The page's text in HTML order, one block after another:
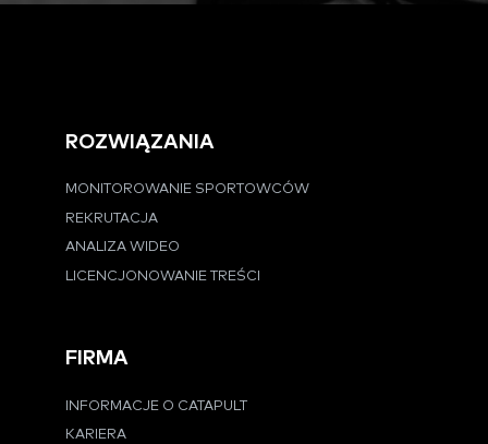
ROZWIĄZANIA
MONITOROWANIE SPORTOWCÓW
REKRUTACJA
ANALIZA WIDEO
LICENCJONOWANIE TREŚCI
FIRMA
INFORMACJE O CATAPULT
KARIERA